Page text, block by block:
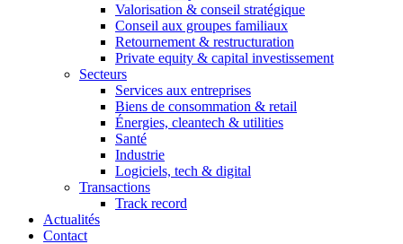
Valorisation & conseil stratégique
Conseil aux groupes familiaux
Retournement & restructuration
Private equity & capital investissement
Secteurs
Services aux entreprises
Biens de consommation & retail
Énergies, cleantech & utilities
Santé
Industrie
Logiciels, tech & digital
Transactions
Track record
Actualités
Contact